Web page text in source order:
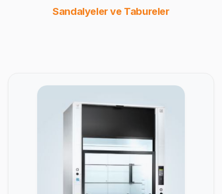
Sandalyeler ve Tabureler